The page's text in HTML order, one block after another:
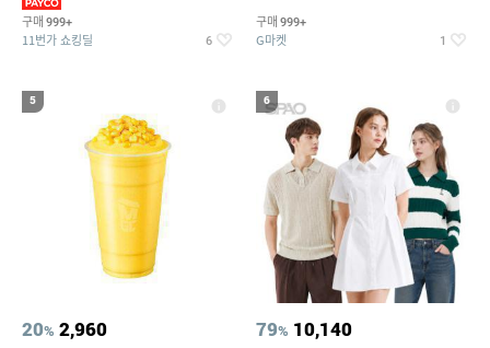
구매 999+
11번가 쇼킹딜 6
구매 999+
G마켓 1
5
20% 2,960
6
79% 10,140